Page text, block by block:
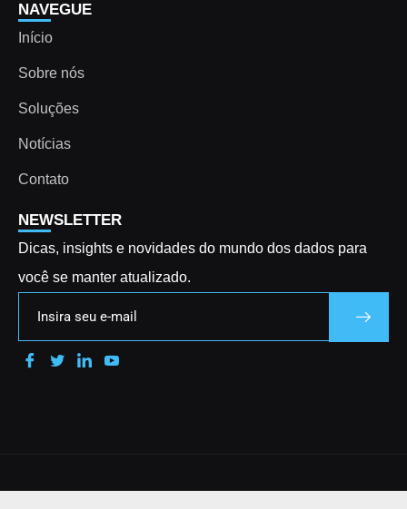
NAVEGUE
Início
Sobre nós
Soluções
Notícias
Contato
NEWSLETTER
Dicas, insights e novidades do mundo dos dados para
você se manter atualizado.